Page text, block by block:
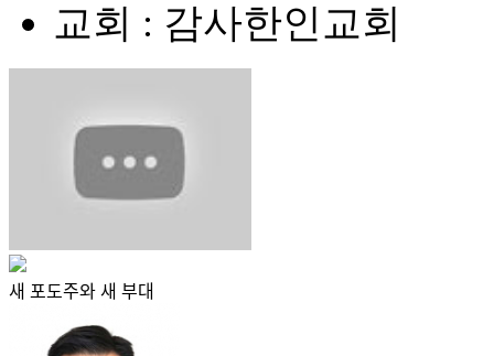
교회 : 감사한인교회
새 포도주와 새 부대